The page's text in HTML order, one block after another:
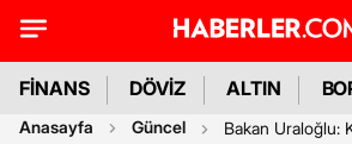
FİNANS DÖVİZ ALTIN
Anasayfa Güncel Bakan Uraloğlu: